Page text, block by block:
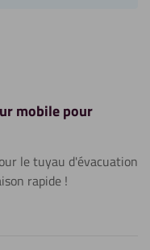
mobile pour
le tuyau d'évacuation
rapide !